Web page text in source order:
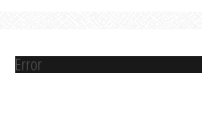
Error